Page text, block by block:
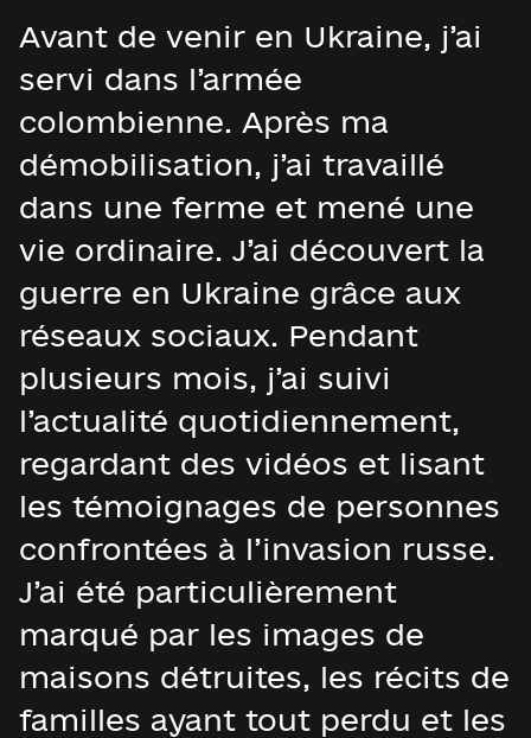
Avant de venir en Ukraine, j’ai
servi dans l’armée
colombienne. Après ma
démobilisation, j’ai travaillé
dans une ferme et mené une
vie ordinaire. J’ai découvert la
guerre en Ukraine grâce aux
réseaux sociaux. Pendant
plusieurs mois, j’ai suivi
l’actualité quotidiennement,
regardant des vidéos et lisant
les témoignages de personnes
confrontées à l’invasion russe.
J’ai été particulièrement
marqué par les images de
maisons détruites, les récits de
familles ayant tout perdu et les